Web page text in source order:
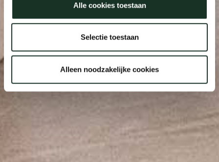
Alle cookies toestaan
Selectie toestaan
Alleen noodzakelijke cookies